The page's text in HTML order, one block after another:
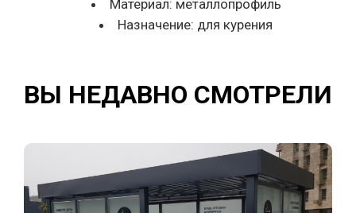
Материал: металлопрофиль
Назначение: для курения
ВЫ НЕДАВНО СМОТРЕЛИ